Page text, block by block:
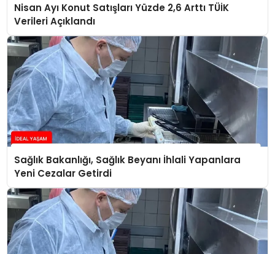
Nisan Ayı Konut Satışları Yüzde 2,6 Arttı TÜİK
Verileri Açıklandı
Sağlık Bakanlığı, Sağlık Beyanı İhlali Yapanlara
Yeni Cezalar Getirdi